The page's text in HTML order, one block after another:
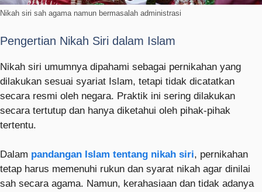
Nikah siri sah agama namun bermasalah administrasi
Pengertian Nikah Siri dalam Islam
Nikah siri umumnya dipahami sebagai pernikahan yang
dilakukan sesuai syariat Islam, tetapi tidak dicatatkan
secara resmi oleh negara. Praktik ini sering dilakukan
secara tertutup dan hanya diketahui oleh pihak-pihak
tertentu.
Dalam pandangan Islam tentang nikah siri, pernikahan
tetap harus memenuhi rukun dan syarat nikah agar dinilai
sah secara agama. Namun, kerahasiaan dan tidak adanya